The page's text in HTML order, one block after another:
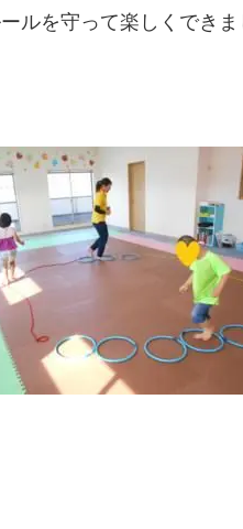
ルを守って楽しくでき